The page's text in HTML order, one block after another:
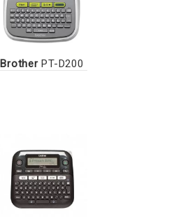
BrotherPT-D200